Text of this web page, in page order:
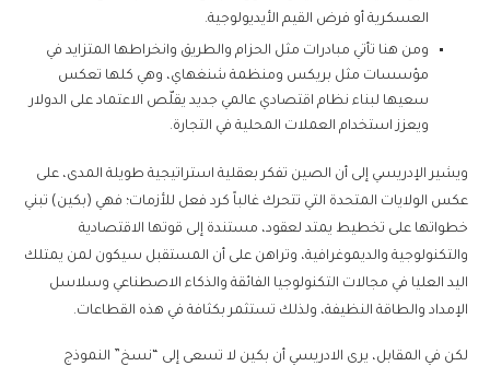
العسكرية أو فرض القيم الأيديولوجية.
ومن هنا تأتي مبادرات مثل الحزام والطريق وانخراطها المتزايد في
مؤسسات مثل بريكس ومنظمة شنغهاي، وهي كلها تعكس
سعيها لبناء نظام اقتصادي عالمي جديد يقلّص الاعتماد على الدولار
ويعزز استخدام العملات المحلية في التجارة.
ويشير الإدريسي إلى أن الصين تفكر بعقلية استراتيجية طويلة المدى، على
عكس الولايات المتحدة التي تتحرك غالباً كرد فعل للأزمات؛ فهي (بكين) تبني
خطواتها على تخطيط يمتد لعقود، مستندة إلى قوتها الاقتصادية
والتكنولوجية والديموغرافية، وتراهن على أن المستقبل سيكون لمن يمتلك
اليد العليا في مجالات التكنولوجيا الفائقة والذكاء الاصطناعي وسلاسل
الإمداد والطاقة النظيفة، ولذلك تستثمر بكثافة في هذه القطاعات.
لكن في المقابل، يرى الادريسي أن بكين لا تسعى إلى “نسخ” النموذج